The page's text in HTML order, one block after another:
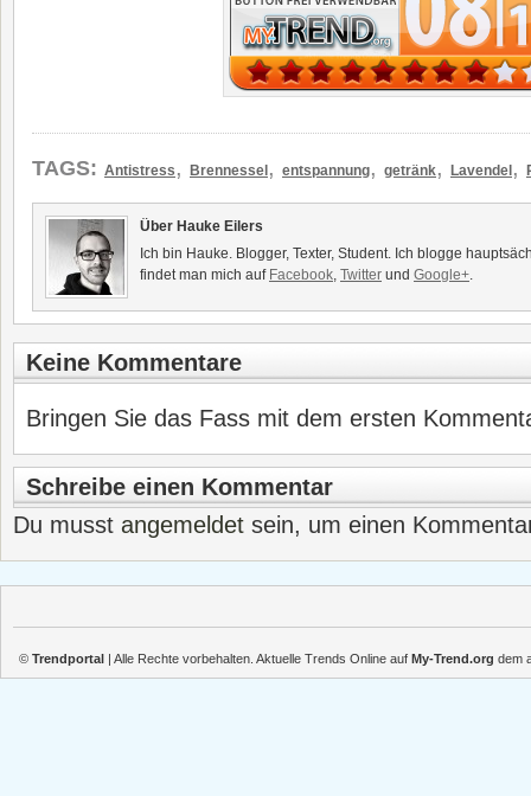
TAGS: Antistress , Brennessel , entspannung, getränk, Lavendel ,
Über Hauke Eilers
Ich bin Hauke. Blogger, Texter, Student. Ich blogge
findet man mich auf Facebook, Twitter und Google+.
Keine Kommentare
Bringen Sie das Fass mit dem ersten
Schreibe einen Kommentar
Du musst angemeldet sein, um einen
© Trendportal | Alle Rechte vorbehalten. Aktuelle Trends Online auf My-Trend.org dem